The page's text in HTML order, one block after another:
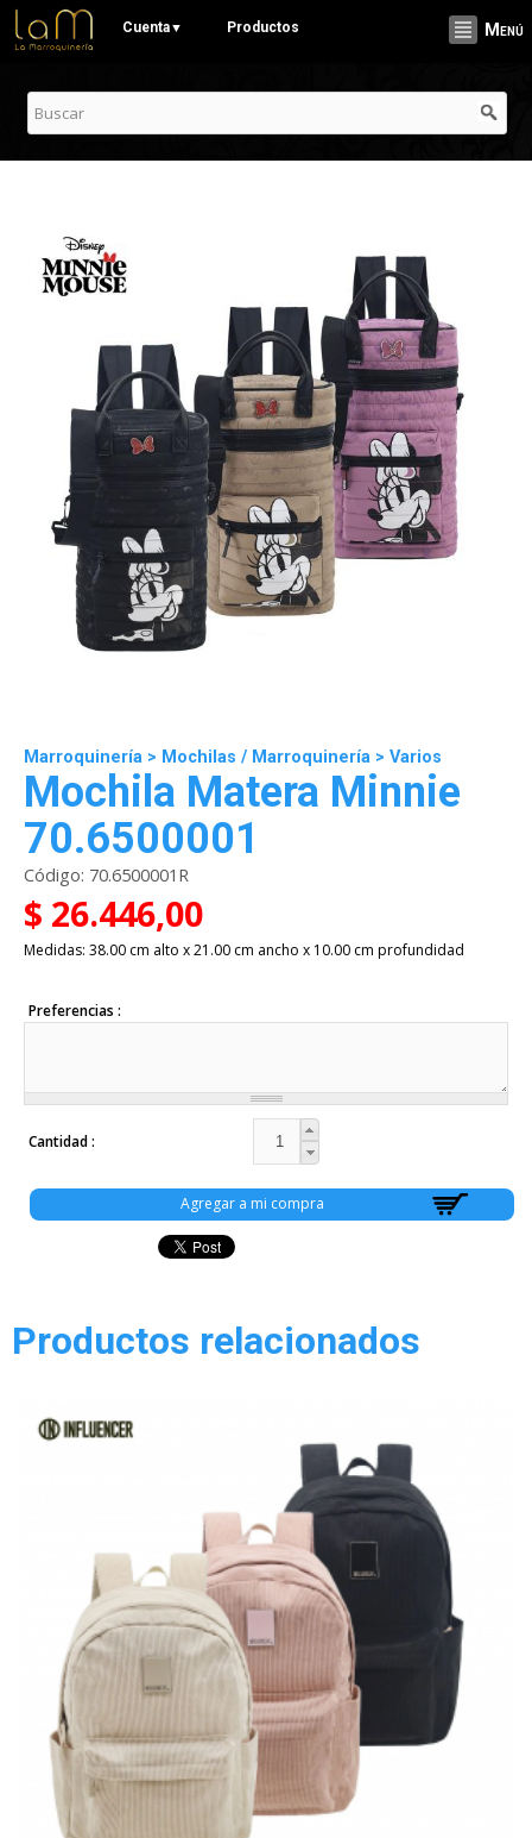
contenido
Cuenta▼ Productos Menú
Marroquinería > Mochilas / Marroquinería > Varios
Mochila Matera Minnie
70.6500001
Código: 70.6500001R
$ 26.446,00
Medidas: 38.00 cm alto x 21.00 cm ancho x 10.00 cm profundidad
Preferencias
Cantidad
Productos relacionados